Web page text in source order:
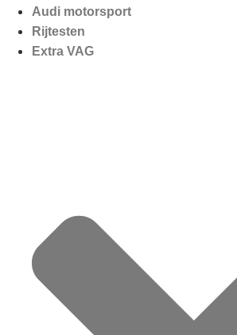
Audi motorsport
Rijtesten
Extra VAG